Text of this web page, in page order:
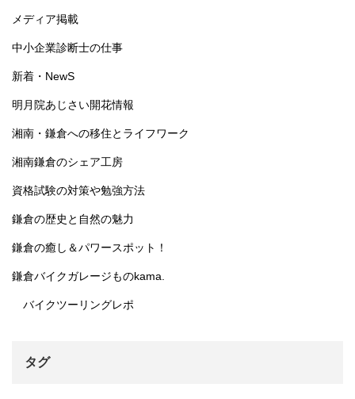
メディア掲載
中小企業診断士の仕事
新着・NewS
明月院あじさい開花情報
湘南・鎌倉への移住とライフワーク
湘南鎌倉のシェア工房
資格試験の対策や勉強方法
鎌倉の歴史と自然の魅力
鎌倉の癒し＆パワースポット！
鎌倉バイクガレージものkama.
バイクツーリングレポ
タグ